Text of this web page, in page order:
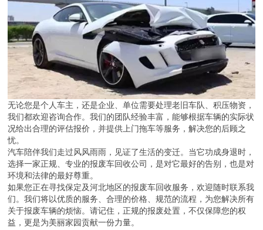
无论您是个人车主，还是企业、单位需要处理老旧车队、积压物资，
我们都欢迎咨询合作。我们的团队经验丰富，能够根据车辆的实际状
况给出合理的评估报价，并提供上门拖车等服务，解决您的后顾之
忧。
汽车陪伴我们走过风风雨雨，见证了生活的变迁。当它功成身退时，
选择一家正规、专业的报废车回收公司，是对它最好的告别，也是对
环境和法律的最好尊重。
如果您正在寻找保定及河北地区的报废车回收服务，欢迎随时联系我
们。我们将以优质的服务、合理的价格、规范的流程，为您解决所有
关于报废车辆的烦恼。请记住，正规的报废处置，不仅保障您的权
益，更是为美丽家园贡献一份力量。